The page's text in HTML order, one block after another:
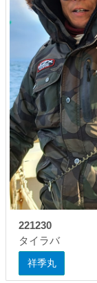
221230
タイラバ
祥季丸